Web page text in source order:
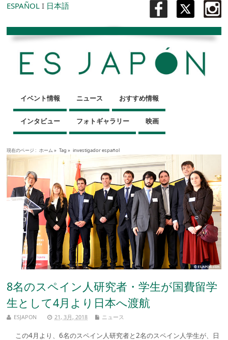
ESPAÑOL I 日本語
イベント情報 ニュース おすすめ情報
インタビュー フォトギャラリー 映画
現在のページ : ホーム » Tag » investigador español
8名のスペイン人研究者・学生が国費留学
生として4月より日本へ渡航
ESJAPON 21, 3月, 2018 ニュース
この4月より、6名のスペイン人研究者と2名のスペイン人学生が、日